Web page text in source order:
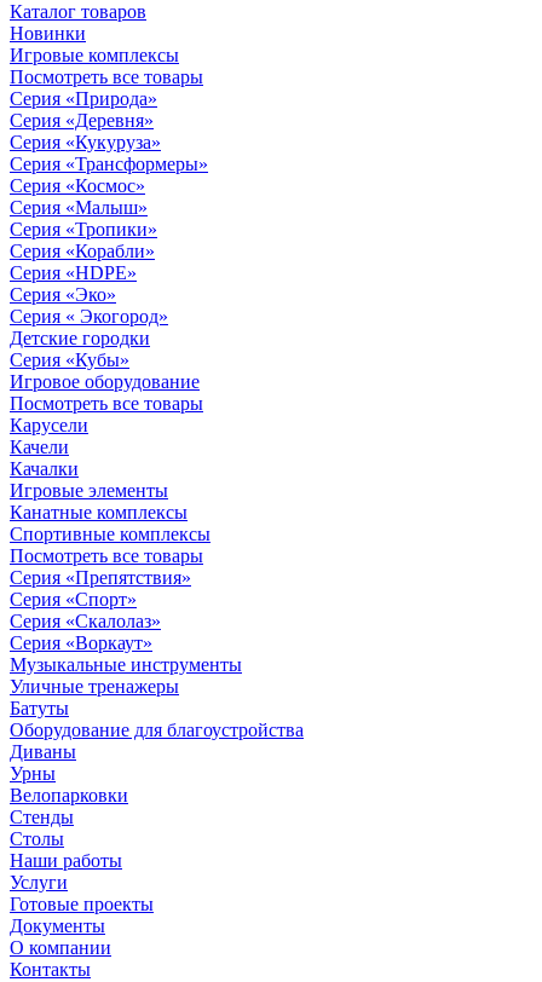
Каталог товаров
Новинки
Игровые комплексы
Посмотреть все товары
Серия «Природа»
Серия «Деревня»
Серия «Кукуруза»
Серия «Трансформеры»
Серия «Космос»
Серия «Малыш»
Серия «Тропики»
Серия «Корабли»
Серия «HDPE»
Серия «Эко»
Серия « Экогород»
Детские городки
Серия «Кубы»
Игровое оборудование
Посмотреть все товары
Карусели
Качели
Качалки
Игровые элементы
Канатные комплексы
Спортивные комплексы
Посмотреть все товары
Серия «Препятствия»
Серия «Спорт»
Серия «Скалолаз»
Серия «Воркаут»
Музыкальные инструменты
Уличные тренажеры
Батуты
Оборудование для благоустройства
Диваны
Урны
Велопарковки
Стенды
Столы
Наши работы
Услуги
Готовые проекты
Документы
О компании
Контакты